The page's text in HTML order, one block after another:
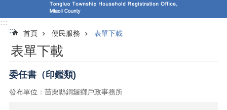
:::
:::
首頁 便民服務 表單下載
表單下載
委任書（印鑑類)
發布單位：苗栗縣銅鑼鄉戶政事務所